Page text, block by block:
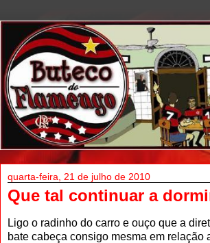
quarta-feira, 21 de julho de 2010
Que tal continuar a
Ligo o radinho do carro e ouço que a
bate cabeça consigo mesma em relação